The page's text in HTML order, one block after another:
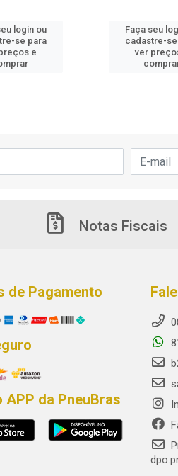
login ou
se para
e
Faça seu
cadastre-
ver
Notas Fiscais
de Pagamento
APP da PneuBras